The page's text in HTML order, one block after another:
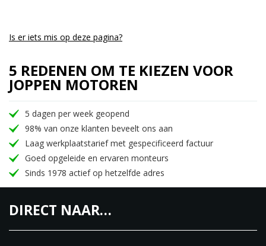
Is er iets mis op deze pagina?
5 REDENEN OM TE KIEZEN VOOR
JOPPEN MOTOREN
5 dagen per week geopend
98% van onze klanten beveelt ons aan
Laag werkplaatstarief met gespecificeerd factuur
Goed opgeleide en ervaren monteurs
Sinds 1978 actief op hetzelfde adres
DIRECT NAAR…